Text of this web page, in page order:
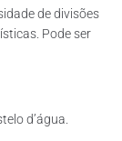
de divisões
Pode ser
d’água.